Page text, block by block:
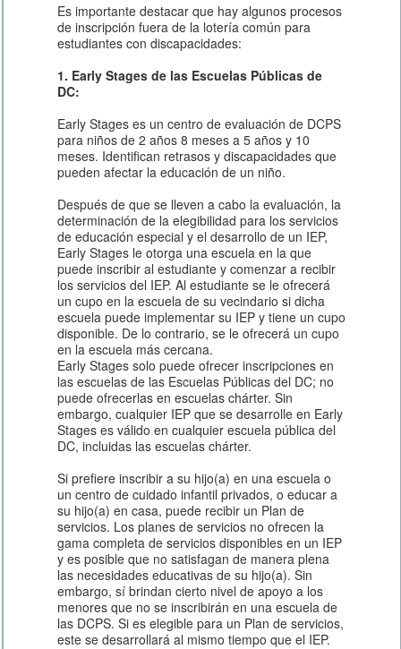
Es importante destacar que hay algunos procesos
de inscripción fuera de la lotería común para
estudiantes con discapacidades:
1. Early Stages de las Escuelas Públicas de
DC:
Early Stages es un centro de evaluación de DCPS
para niños de 2 años 8 meses a 5 años y 10
meses. Identifican retrasos y discapacidades que
pueden afectar la educación de un niño.
Después de que se lleven a cabo la evaluación, la
determinación de la elegibilidad para los servicios
de educación especial y el desarrollo de un IEP,
Early Stages le otorga una escuela en la que
puede inscribir al estudiante y comenzar a recibir
los servicios del IEP. Al estudiante se le ofrecerá
un cupo en la escuela de su vecindario si dicha
escuela puede implementar su IEP y tiene un cupo
disponible. De lo contrario, se le ofrecerá un cupo
en la escuela más cercana.
Early Stages solo puede ofrecer inscripciones en
las escuelas de las Escuelas Públicas del DC; no
puede ofrecerlas en escuelas chárter. Sin
embargo, cualquier IEP que se desarrolle en Early
Stages es válido en cualquier escuela pública del
DC, incluidas las escuelas chárter.
Si prefiere inscribir a su hijo(a) en una escuela o
un centro de cuidado infantil privados, o educar a
su hijo(a) en casa, puede recibir un Plan de
servicios. Los planes de servicios no ofrecen la
gama completa de servicios disponibles en un IEP
y es posible que no satisfagan de manera plena
las necesidades educativas de su hijo(a). Sin
embargo, sí brindan cierto nivel de apoyo a los
menores que no se inscribirán en una escuela de
las DCPS. Si es elegible para un Plan de servicios,
este se desarrollará al mismo tiempo que el IEP.